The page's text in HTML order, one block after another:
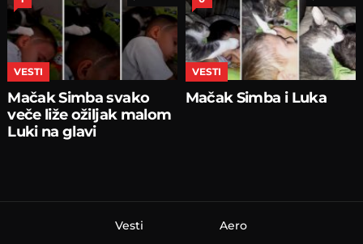
VESTI
Mačak Simba svako
veče liže ožiljak malom
Luki na glavi
VESTI
Mačak Simba i Luka
Vesti Aero